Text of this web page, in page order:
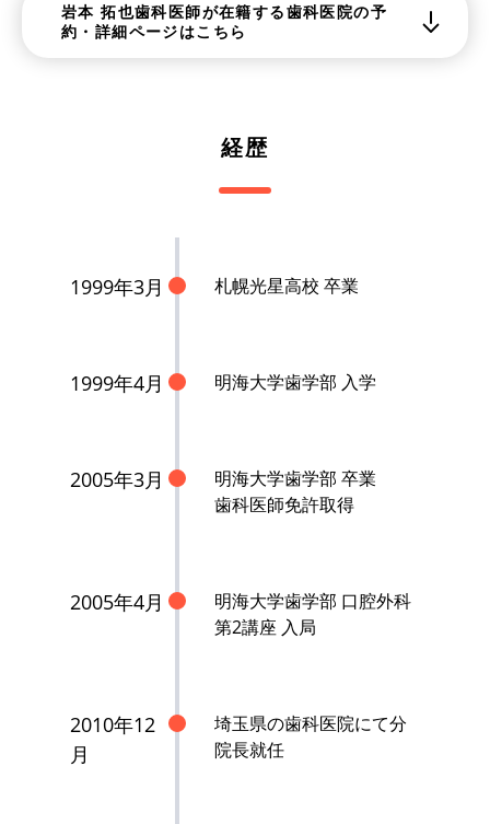
岩本 拓也歯科医師が在籍する歯科医院の予
約・詳細ページはこちら
経歴
1999年3月 札幌光星高校 卒業
1999年4月 明海大学歯学部 入学
2005年3月
明海大学歯学部 卒業
歯科医師免許取得
2005年4月
明海大学歯学部 口腔外科
第2講座 入局
2010年12
月
埼玉県の歯科医院にて分
院長就任